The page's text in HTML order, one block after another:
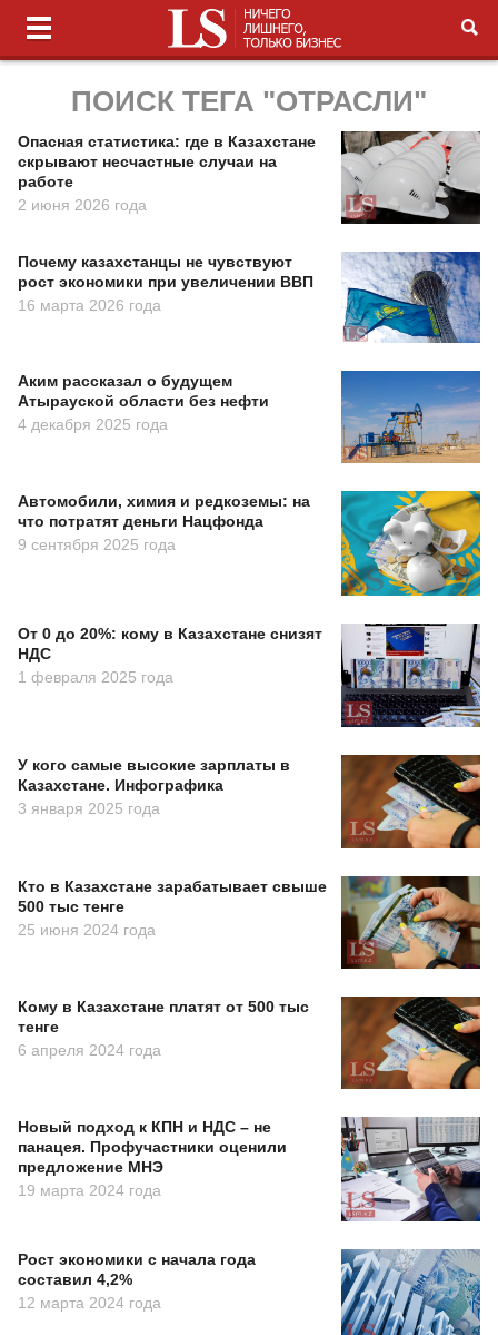
ПОИСК ТЕГА "ОТРАСЛИ"
Опасная статистика: где в Казахстане
скрывают несчастные случаи на
работе
2 июня 2026 года
Почему казахстанцы не чувствуют
рост экономики при увеличении ВВП
16 марта 2026 года
Аким рассказал о будущем
Атырауской области без нефти
4 декабря 2025 года
Автомобили, химия и редкоземы: на
что потратят деньги Нацфонда
9 сентября 2025 года
От 0 до 20%: кому в Казахстане снизят
НДС
1 февраля 2025 года
У кого самые высокие зарплаты в
Казахстане. Инфографика
3 января 2025 года
Кто в Казахстане зарабатывает свыше
500 тыс тенге
25 июня 2024 года
Кому в Казахстане платят от 500 тыс
тенге
6 апреля 2024 года
Новый подход к КПН и НДС – не
панацея. Профучастники оценили
предложение МНЭ
19 марта 2024 года
Рост экономики с начала года
составил 4,2%
12 марта 2024 года